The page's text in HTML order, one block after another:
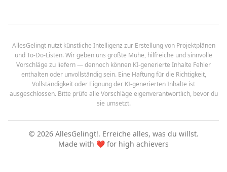
AllesGelingt nutzt künstliche Intelligenz zur Erstellung von Projektplänen
und To-Do-Listen. Wir geben uns größte Mühe, hilfreiche und sinnvolle
Vorschläge zu liefern — dennoch können KI-generierte Inhalte Fehler
enthalten oder unvollständig sein. Eine Haftung für die Richtigkeit,
Vollständigkeit oder Eignung der KI-generierten Inhalte ist
ausgeschlossen. Bitte prüfe alle Vorschläge eigenverantwortlich, bevor du
sie umsetzt.
© 2026AllesGelingt!. Erreiche alles, was du willst.
Made with ❤️ for high achievers